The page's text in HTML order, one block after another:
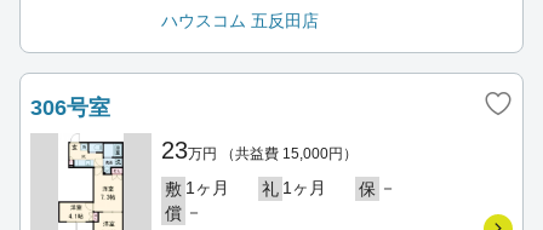
ハウスコム 五反田店
306号室
23万円 （共益費 15,000円）
敷 1ヶ月 礼 1ヶ月 保 －
償 －